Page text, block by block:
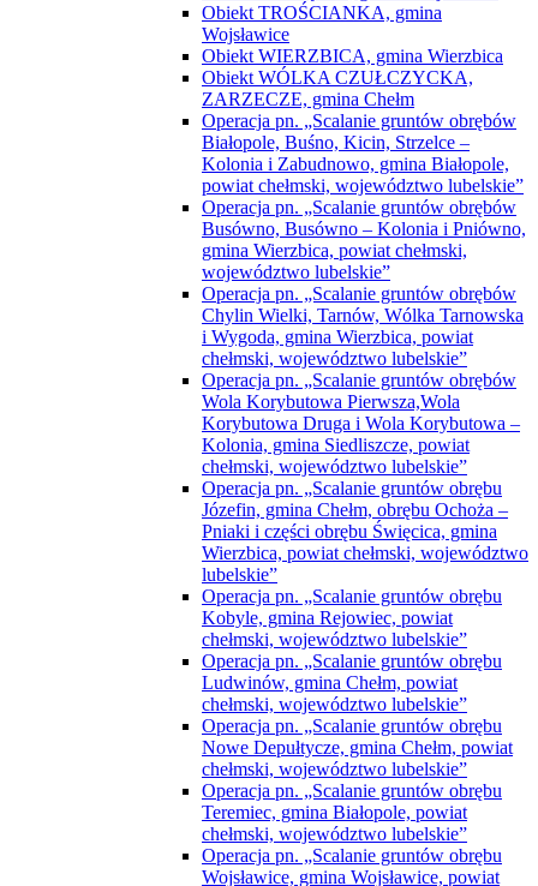
Operacja pn. „Scalanie gruntów obrębów
Wola Korybutowa Pierwsza,Wola
Korybutowa Druga i Wola Korybutowa –
Kolonia, gmina Siedliszcze, powiat
chełmski, województwo lubelskie”
Operacja pn. „Scalanie gruntów obrębu
Józefin, gmina Chełm, obrębu Ochoża –
Pniaki i części obrębu Święcica, gmina
Wierzbica, powiat chełmski, województwo
lubelskie”
Operacja pn. „Scalanie gruntów obrębu
Kobyle, gmina Rejowiec, powiat
chełmski, województwo lubelskie”
Operacja pn. „Scalanie gruntów obrębu
Ludwinów, gmina Chełm, powiat
chełmski, województwo lubelskie”
Operacja pn. „Scalanie gruntów obrębu
Nowe Depułtycze, gmina Chełm, powiat
chełmski, województwo lubelskie”
Operacja pn. „Scalanie gruntów obrębu
Teremiec, gmina Białopole, powiat
chełmski, województwo lubelskie”
Operacja pn. „Scalanie gruntów obrębu
Wojsławice, gmina Wojsławice, powiat
chełmski, województwo lubelskie”
Razem dla rozwoju e-usług publicznych-
regionalne partnerstwo samorządów gmin
powiatu włodawskiego, powiatów chełmskiego
i kraśnickiego oraz gmin Janów Podlaski
i Sosnowica
Rządowy Fundusz Inwestycji Lokalnych
„Adaptacja budynku szkolnego na dom
pomocy społecznej”
“Nadbudowa i przebudowa budynku
Specjalnego Ośrodka Szkolno-
Wychowawczego w Dorohusku wraz
ze zmianą sposobu użytkowania poddasza
nieużytkowego na pracownie
specjalistyczne dla dzieci i młodzieży
niepełnosprawnej”
Rządowy Fundusz Polski Ład: Program